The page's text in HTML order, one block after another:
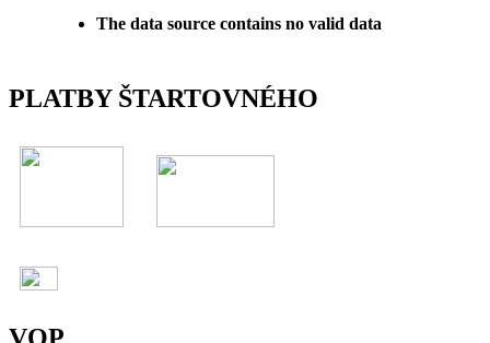
The data source contains no valid data
PLATBY ŠTARTOVNÉHO
VOP